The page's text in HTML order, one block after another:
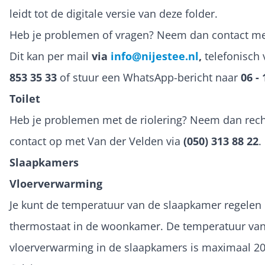
leidt tot de digitale versie van deze folder.
Heb je problemen of vragen? Neem dan contact
Dit kan per mail via info@nijestee.nl, telefonisch
853 35 33 of stuur een WhatsApp-bericht naar 06 -
Toilet
Heb je problemen met de riolering? Neem dan
contact op met Van der Velden via (050) 313 88 22.
Slaapkamers
Vloerverwarming
Je kunt de temperatuur van de slaapkamer
thermostaat in de woonkamer. De temperatuur
vloerverwarming in de slaapkamers is maximaal